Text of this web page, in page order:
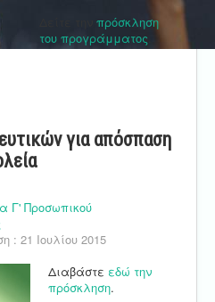
πρόσκληση
του προγράμματος
για απόσπαση
Γ' Προσωπικού
: 21 Ιουλίου 2015
Διαβάστε εδώ την
πρόσκληση.